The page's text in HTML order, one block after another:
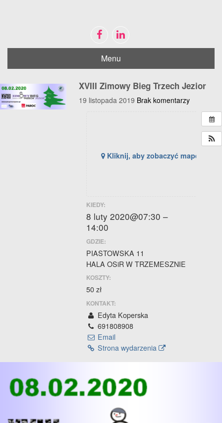
zoom_out Zoom out
Zoom in
Menu
XVIII Zimowy Bieg Trzech Jezior
19 listopada 2019 Brak komentarzy
Kliknij, aby zobaczyć mapę
KIEDY:
8 luty 2020@07:30 –
14:00
GDZIE:
PIASTOWSKA 11
HALA OSiR W TRZEMESZNIE
KOSZTY:
50 zł
KONTAKT:
Edyta Koperska
691808908
Email
Strona wydarzenia